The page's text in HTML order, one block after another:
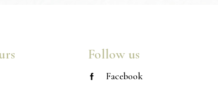
Follow us
Facebook